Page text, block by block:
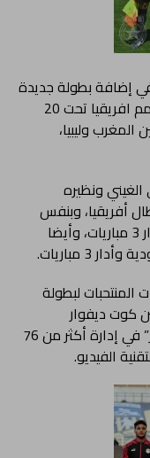
الغندور في إضافة بطولة جديدة
لسجلاته والمشاركة في بطولة تصفيات أمم افريقيا تحت 20
وليبيا،
الغيني ونظيره
أفريقيا، وبنفس
العام شارك في بطولة الأندية العربية وأدار 3 مباريات، وأيضا
المنتحبات لبطولة
جمع بين كوت ديفوار
وموزنبيق، وحتي يومنا هذا شارك “الغندور” في إدارة أكثر من 76
الفيديو.